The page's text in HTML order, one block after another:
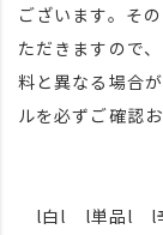
ございます。そ
ただきますので
料と異なる場合
ルを必ずご確認お
l白l l単品l l